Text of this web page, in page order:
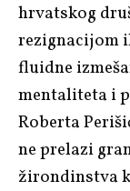
hrvatskog
rezignacijom
fluidne
mentaliteta i
Roberta
ne prelazi
žirondinstva